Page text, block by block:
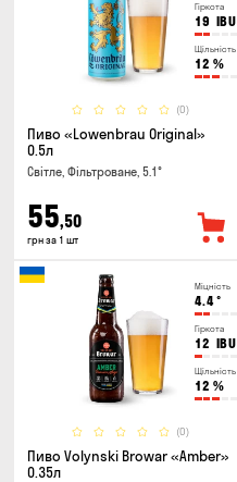
Гіркота
19 IBU
Щільність
12 %
(0)
Пиво «Lowenbrau Original»
0.5л
Світле, Фільтроване, 5.1°
55,50
грн за 1 шт
Міцність
4.4°
Гіркота
12 IBU
Щільність
12 %
(0)
Пиво Volynski Browar «Amber»
0.35л